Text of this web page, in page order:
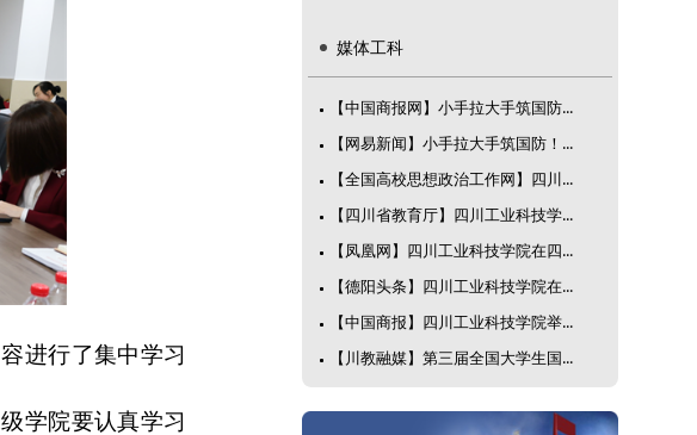
进行了集中学习
学院要认真学习
媒体工科
【中国商报网】小手拉大手筑国防...
【网易新闻】小手拉大手筑国防！...
【全国高校思想政治工作网】四川...
【四川省教育厅】四川工业科技学...
【凤凰网】四川工业科技学院在四...
【德阳头条】四川工业科技学院在...
【中国商报】四川工业科技学院举...
【川教融媒】第三届全国大学生国...